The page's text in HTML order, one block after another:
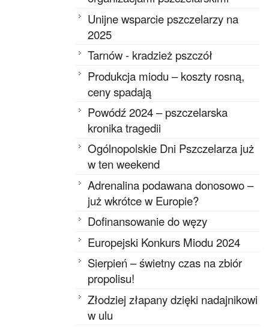
Unijne wsparcie pszczelarzy na
2025
Tarnów - kradzież pszczół
Produkcja miodu – koszty rosną,
ceny spadają
Powódź 2024 – pszczelarska
kronika tragedii
Ogólnopolskie Dni Pszczelarza już
w ten weekend
Adrenalina podawana donosowo –
już wkrótce w Europie?
Dofinansowanie do węzy
Europejski Konkurs Miodu 2024
Sierpień – świetny czas na zbiór
propolisu!
Złodziej złapany dzięki nadajnikowi
w ulu